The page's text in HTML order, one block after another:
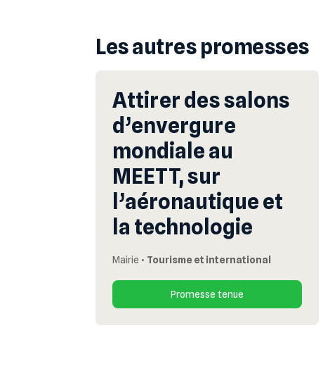
Les autres promesses
Attirer des salons
d’envergure
mondiale au
MEETT, sur
l’aéronautique et
la technologie
Mairie • Tourisme et international
Promesse tenue